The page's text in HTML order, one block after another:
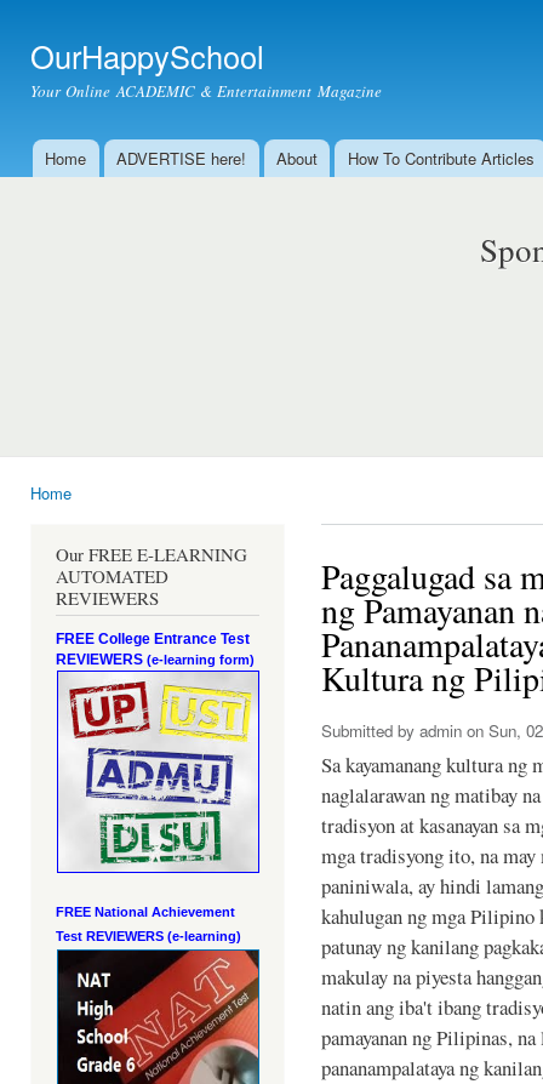
OurHappySchool
Your Online ACADEMIC & Entertainment Magazine
Main menu
Home ADVERTISE here! About How To Contribute Articles
Home
Our FREE E-LEARNING
AUTOMATED
REVIEWERS
FREE College Entrance Test
REVIEWERS (e-learning form)
FREE National Achievement
Test REVIEWERS (e-learning)
Paggalugad sa
ng Pamayanan
Kultura ng
Submitted by admin on Sun,
Sa kayamanang kultura ng
naglalarawan ng matibay
tradisyon at kasanayan sa
mga tradisyong ito, na
paniniwala, ay hindi
kahulugan ng mga
patunay ng kanilang
makulay na piyesta
natin ang iba't ibang
pamayanan ng Pilipinas,
pananampalataya ng